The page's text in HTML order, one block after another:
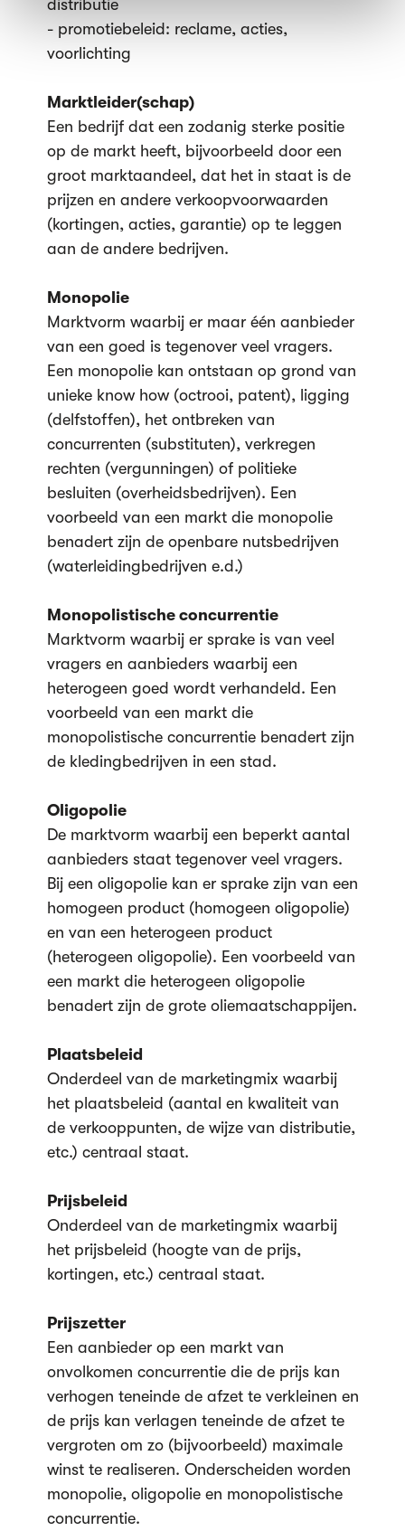
distributie
- promotiebeleid: reclame, acties,
voorlichting
Marktleider(schap)
Een bedrijf dat een zodanig sterke positie
op de markt heeft, bijvoorbeeld door een
groot marktaandeel, dat het in staat is de
prijzen en andere verkoopvoorwaarden
(kortingen, acties, garantie) op te leggen
aan de andere bedrijven.
Monopolie
Marktvorm waarbij er maar één aanbieder
van een goed is tegenover veel vragers.
Een monopolie kan ontstaan op grond van
unieke know how (octrooi, patent), ligging
(delfstoffen), het ontbreken van
concurrenten (substituten), verkregen
rechten (vergunningen) of politieke
besluiten (overheidsbedrijven). Een
voorbeeld van een markt die monopolie
benadert zijn de openbare nutsbedrijven
(waterleidingbedrijven e.d.)
Monopolistische concurrentie
Marktvorm waarbij er sprake is van veel
vragers en aanbieders waarbij een
heterogeen goed wordt verhandeld. Een
voorbeeld van een markt die
monopolistische concurrentie benadert zijn
de kledingbedrijven in een stad.
Oligopolie
De marktvorm waarbij een beperkt aantal
aanbieders staat tegenover veel vragers.
Bij een oligopolie kan er sprake zijn van een
homogeen product (homogeen oligopolie)
en van een heterogeen product
(heterogeen oligopolie). Een voorbeeld van
een markt die heterogeen oligopolie
benadert zijn de grote oliemaatschappijen.
Plaatsbeleid
Onderdeel van de marketingmix waarbij
het plaatsbeleid (aantal en kwaliteit van
de verkooppunten, de wijze van distributie,
etc.) centraal staat.
Prijsbeleid
Onderdeel van de marketingmix waarbij
het prijsbeleid (hoogte van de prijs,
kortingen, etc.) centraal staat.
Prijszetter
Een aanbieder op een markt van
onvolkomen concurrentie die de prijs kan
verhogen teneinde de afzet te verkleinen en
de prijs kan verlagen teneinde de afzet te
vergroten om zo (bijvoorbeeld) maximale
winst te realiseren. Onderscheiden worden
monopolie, oligopolie en monopolistische
concurrentie.